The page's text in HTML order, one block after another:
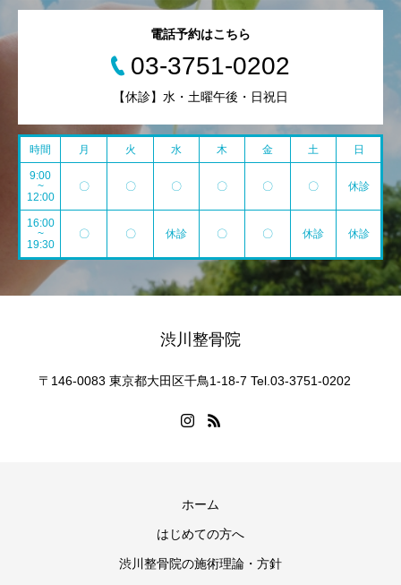
電話予約はこちら
03-3751-0202
【休診】水・土曜午後・日祝日
時間 月 火 水 木 金 土 日
9:00
~
12:00
〇 〇 〇 〇 〇 〇 休診
16:00
~
19:30
〇 〇 休診 〇 〇 休診 休診
渋川整骨院
〒146-0083 東京都大田区千鳥1-18-7 Tel.03-3751-0202
ホーム
はじめての方へ
渋川整骨院の施術理論・方針